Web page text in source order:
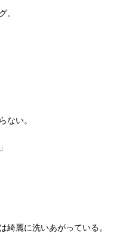
。
ない。
綺麗に洗いあがっている。